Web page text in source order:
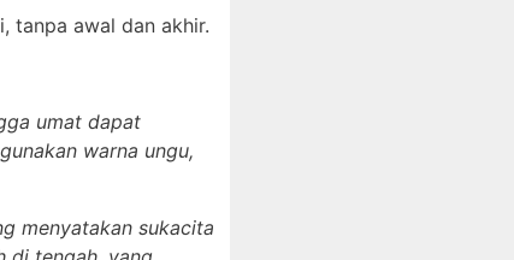
tanpa awal dan akhir.
umat dapat
warna ungu,
menyatakan sukacita